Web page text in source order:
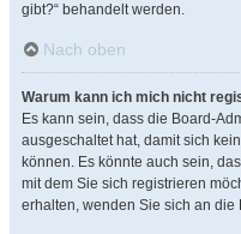
gibt?“ behandelt werden.
Nach oben
Warum kann ich mich nicht
Es kann sein, dass die Board-
ausgeschaltet hat, damit sich
können. Es könnte auch sein,
mit dem Sie sich registrieren
erhalten, wenden Sie sich an die